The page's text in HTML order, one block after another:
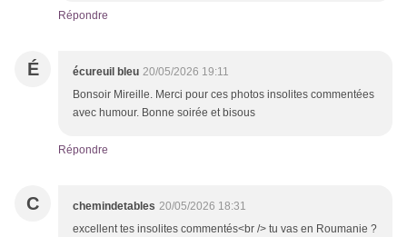
Répondre
É écureuil bleu 20/05/2026 19:11
Bonsoir Mireille. Merci pour ces photos insolites commentées
avec humour. Bonne soirée et bisous
Répondre
C chemindetables 20/05/2026 18:31
excellent tes insolites commentés<br /> tu vas en Roumanie ?